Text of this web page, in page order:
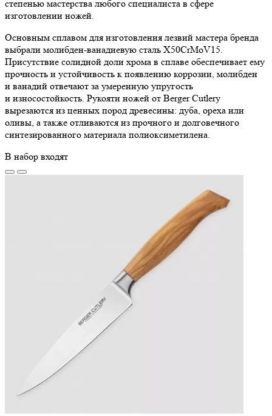
степенью мастерства любого специалиста в сфере
изготовлении ножей.
Основным сплавом для изготовления лезвий мастера бренда
выбрали молибден-ванадиевую сталь X50CrMoV15.
Присутствие солидной доли хрома в сплаве обеспечивает ему
прочность и устойчивость к появлению коррозии, молибден
и ванадий отвечают за умеренную упругость
и износостойкость. Рукояти ножей от Berger Cutlery
вырезаются из ценных пород древесины: дуба, ореха или
оливы, а также отливаются из прочного и долговечного
синтезированного материала полиоксиметилена.
В набор входят